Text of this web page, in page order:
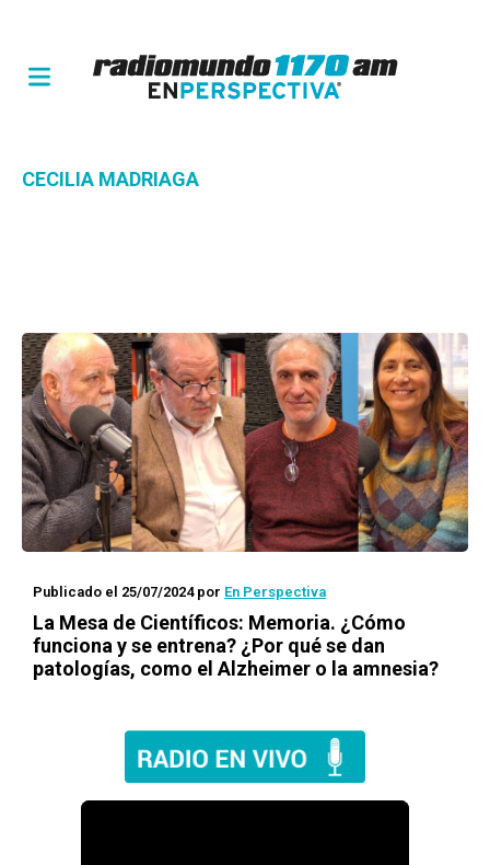
CECILIA MADRIAGA
Publicado el 25/07/2024por En Perspectiva
La Mesa de Científicos: Memoria. ¿Cómo
funciona y se entrena? ¿Por qué se dan
patologías, como el Alzheimer o la amnesia?